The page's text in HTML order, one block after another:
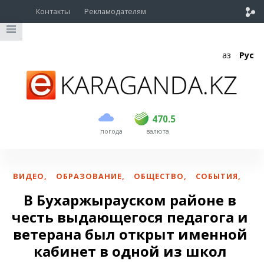
Контакты Рекламодателям
Қаз Рус
погода
470.5
USD 468.5 470.5
EUR валюта
ВИДЕО, ОБРАЗОВАНИЕ, ОБЩЕСТВО, СОБЫТИЯ,
В Бухаржырауском районе в
честь выдающегося педагога и
ветерана был открыт именной
кабинет в одной из школ